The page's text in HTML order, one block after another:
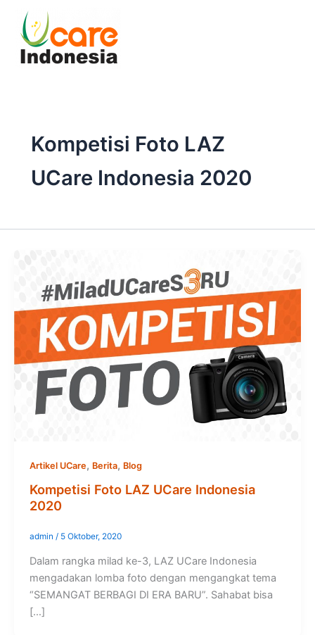
content
Kompetisi Foto LAZ
UCare Indonesia 2020
Artikel UCare, Berita, Blog
Kompetisi Foto LAZ UCare Indonesia
2020
admin / 5 Oktober, 2020
Dalam rangka milad ke-3, LAZ UCare Indonesia
mengadakan lomba foto dengan mengangkat tema
“SEMANGAT BERBAGI DI ERA BARU”. Sahabat bisa
[…]